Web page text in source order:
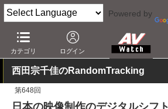
Powered by
カテゴリ ログイン
AV Watch 動向 技術・デバイス 映像
西田宗千佳のRandomTracking
第648回
日本の映像制作のデジタルシフ